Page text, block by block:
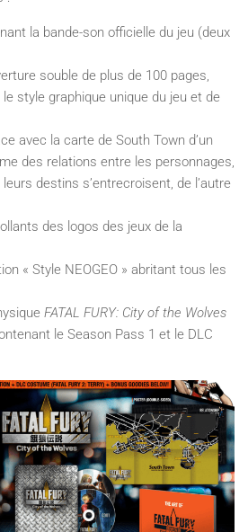
la bande-son officielle du jeu (deux
souble de plus de 100 pages,
le style graphique unique du jeu et de
avec la carte de South Town d’un
des relations entre les personnages,
destins s’entrecroisent, de l’autre
des logos des jeux de la
« Style NEOGEO » abritant tous les
FATAL FURY: City of the Wolves
le Season Pass 1 et le DLC